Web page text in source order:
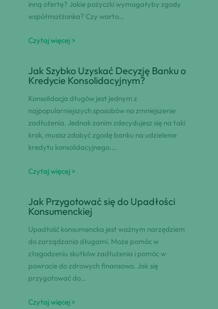
inną ofertę? Jakie pożyczki wymagałyby zgody
współmałżonka? Czy warto…
Czytaj więcej >
Jak Szybko Uzyskać Decyzję Banku o
Kredycie Konsolidacyjnym?
Konsolidacja długów jest jednym z
najpopularniejszych sposobów na zmniejszenie
zadłużenia. Jednak zanim zdecydujesz się na taki
krok, musisz zdobyć zgodę banku na udzielenie
kredytu konsolidacyjnego.…
Czytaj więcej >
Jak Przygotować się do Upadłości
Konsumenckiej
Upadłość konsumencka jest ważnym narzędziem
do zarządzania długami. Może pomóc w
złagodzeniu skutków zadłużenia i pomóc w
powrocie do zdrowych finansowo. Jak się
przygotować do…
Czytaj więcej >